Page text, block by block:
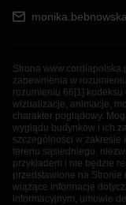
Strona
zapewnienia w
rozumieniu 66[1]
wizualizacje, animacje,
charakter poglądowy.
wyglądu budynków i ich
szczególności w zakresie
terenu sąsiedniego,
przykładem i nie będzie
przedstawione na Stronie
wiążące informacje
informacyjnym, umowie